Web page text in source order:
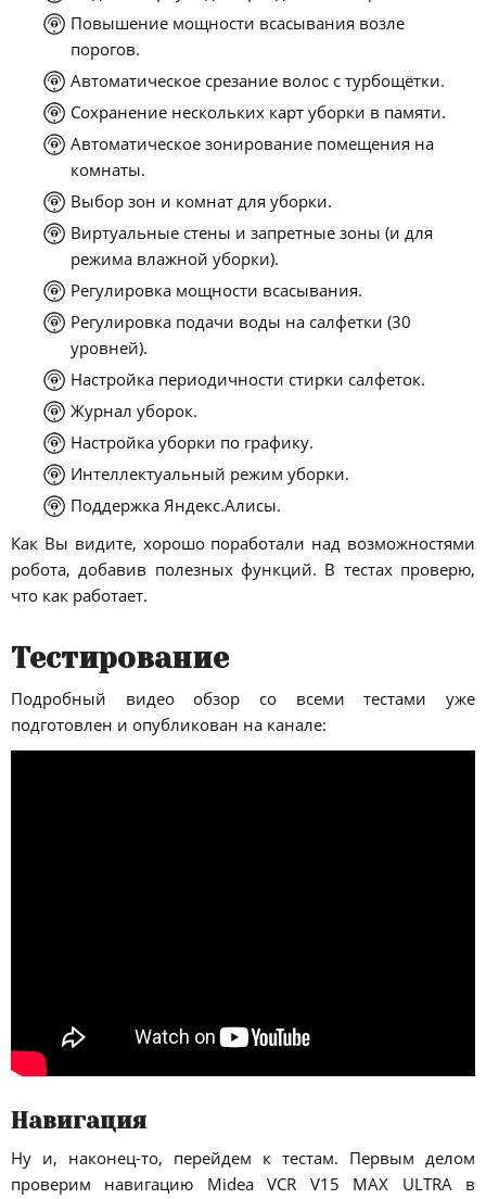
Повышение мощности всасывания возле
порогов.
Автоматическое срезание волос с турбощётки.
Сохранение нескольких карт уборки в памяти.
Автоматическое зонирование помещения на
комнаты.
Выбор зон и комнат для уборки.
Виртуальные стены и запретные зоны (и для
режима влажной уборки).
Регулировка мощности всасывания.
Регулировка подачи воды на салфетки (30
уровней).
Настройка периодичности стирки салфеток.
Журнал уборок.
Настройка уборки по графику.
Интеллектуальный режим уборки.
Поддержка Яндекс.Алисы.
Как Вы видите, хорошо поработали над возможностями
робота, добавив полезных функций. В тестах проверю,
что как работает.
Тестирование
Подробный видео обзор со всеми тестами уже
подготовлен и опубликован на канале:
Навигация
Ну и, наконец-то, перейдем к тестам. Первым делом
проверим навигацию Midea VCR V15 MAX ULTRA в